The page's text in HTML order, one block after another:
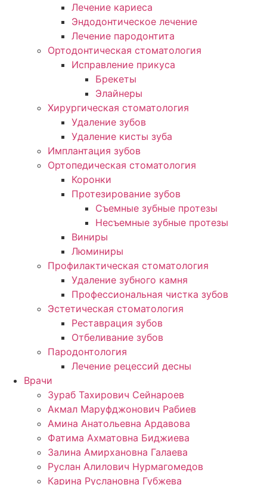
Лечение кариеса
Эндодонтическое лечение
Лечение пародонтита
Ортодонтическая стоматология
Исправление прикуса
Брекеты
Элайнеры
Хирургическая стоматология
Удаление зубов
Удаление кисты зуба
Имплантация зубов
Ортопедическая стоматология
Коронки
Протезирование зубов
Съемные зубные протезы
Несъемные зубные протезы
Виниры
Люминиры
Профилактическая стоматология
Удаление зубного камня
Профессиональная чистка зубов
Эстетическая стоматология
Реставрация зубов
Отбеливание зубов
Пародонтология
Лечение рецессий десны
Врачи
Зураб Тахирович Сейнароев
Акмал Маруфджонович Рабиев
Амина Анатольевна Ардавова
Фатима Ахматовна Биджиева
Залина Амирхановна Галаева
Руслан Алилович Нурмагомедов
Карина Руслановна Губжева